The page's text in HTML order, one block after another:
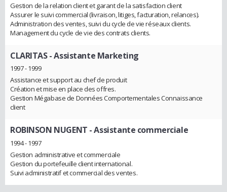
Gestion de la relation client et garant de la satisfaction client
Assurer le suivi commercial (livraison, litiges, facturation, relances).
Administration des ventes, suivi du cycle de vie réseaux clients.
Management du cycle de vie des contrats clients.
CLARITAS- Assistante Marketing
1997 - 1999
Assistance et support au chef de produit
Création et mise en place des offres.
Gestion Mégabase de Données Comportementales Connaissance
client
ROBINSON NUGENT - Assistante commerciale
1994 - 1997
Gestion administrative et commerciale
Gestion du portefeuille client international.
Suivi administratif et commercial des ventes.